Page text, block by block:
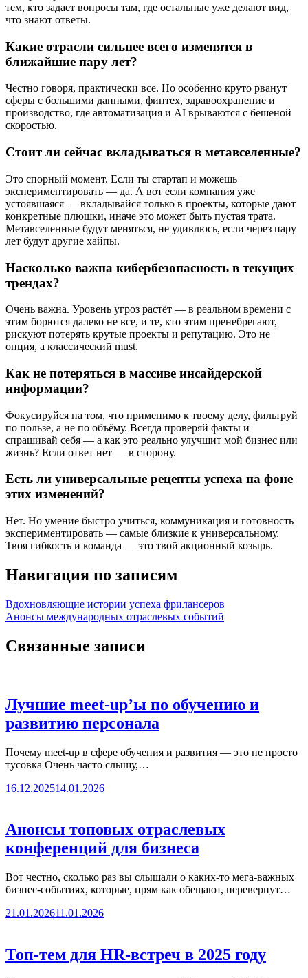
тем, кто задает вопросы там, где остальные уже делают вид,
что знают ответы.
Какие отрасли сильнее всего изменятся в
ближайшие пару лет?
Честно говоря, практически все. Но особенно круто рванут
сферы с большими данными, финтех, здравоохранение и
производство, где автоматизация и AI врываются с бешеной
скоростью.
Стоит ли сейчас вкладываться в метавселенные?
Это спорный момент. Если ты стартап и можешь
экспериментировать — да. А вот если компания уже
устоявшаяся — вкладывайся только в проекты, которые дают
конкретные плюшки, иначе это может быть пустая трата.
Метавселенные будут меняться, не удивлюсь, если через пару
лет будут другие хайпы.
Насколько важна кибербезопасность в текущих
трендах?
Очень важна. Уровень угроз растёт — в реальном времени с
этим борются далеко не все, и те, кто этим пренебрегают,
рискуют потерять крутые проекты и репутацию. Это не
опция, а классический must.
Как не потеряться в массиве инсайдерской
информации?
Фокусируйся на том, что применимо к твоему делу, фильтруй
по пользе, а не по объёму. Всегда проверяй факты и
спрашивай себя — а как это реально улучшит мой бизнес или
жизнь? Если ответ нет — в сторону.
Есть ли универсальные рецепты успеха на фоне
этих изменений?
Нет. Но умение быстро учиться, коммуникация и готовность
экспериментировать — самые близкие к универсальному.
Твоя гибкость и команда — это твой акционный козырь.
Навигация по записям
Вдохновляющие истории успеха фрилансеров
Анонсы международных отраслевых событий
Связанные записи
Лучшие meet-up’ы по обучению и
развитию персонала
Почему meet-up в сфере обучения и развития — это не просто
тусовка Очень часто слышу,…
16.12.202514.01.2026
Анонсы топовых отраслевых
конференций для бизнеса
Вот честно, сколько раз вы слышали о каких-то мега-важных
бизнес-событиях, которые, прям как обещают, перевернут…
21.01.202611.01.2026
Топ-тем для HR-встреч в 2025 году